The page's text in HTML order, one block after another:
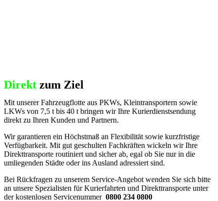
Direkt zum Ziel
Mit unserer Fahrzeugflotte aus PKWs, Kleintransportern sowie
LKWs von 7,5 t bis 40 t bringen wir Ihre Kurierdienstsendung
direkt zu Ihren Kunden und Partnern.
Wir garantieren ein Höchstmaß an Flexibilität sowie kurzfristige
Verfügbarkeit. Mit gut geschulten Fachkräften wickeln wir Ihre
Direkttransporte routiniert und sicher ab, egal ob Sie nur in die
umliegenden Städte oder ins Ausland adressiert sind.
Bei Rückfragen zu unserem Service-Angebot wenden Sie sich bitte
an unsere Spezialisten für Kurierfahrten und Direkttransporte unter
der kostenlosen Servicenummer 0800 234 0800